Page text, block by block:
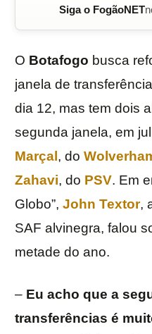
Siga o FogãoNET
O Botafogo busca
janela de
dia 12, mas tem dois
segunda janela, em
Marçal , do
Zahavi, do PSV. Em
Globo”, John Textor,
SAF alvinegra, falou
metade do ano.
– Eu acho que a
transferências é